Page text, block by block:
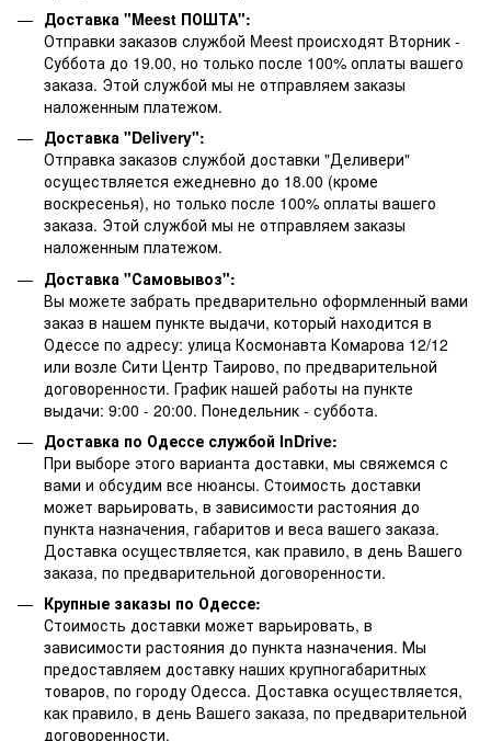
Доставка "Meest ПОШТА":
Отправки заказов службой Meest происходят Вторник -
Суббота до 19.00, но только после 100% оплаты вашего
заказа. Этой службой мы не отправляем заказы
наложенным платежом.
Доставка "Delivery":
Отправка заказов службой доставки "Деливери"
осуществляется ежедневно до 18.00 (кроме
воскресенья), но только после 100% оплаты вашего
заказа. Этой службой мы не отправляем заказы
наложенным платежом.
Доставка "Самовывоз":
Вы можете забрать предварительно оформленный вами
заказ в нашем пункте выдачи, который находится в
Одессе по адресу: улица Космонавта Комарова 12/12
или возле Сити Центр Таирово, по предварительной
договоренности. График нашей работы на пункте
выдачи: 9:00 - 20:00. Понедельник - суббота.
Доставка по Одессе службой InDrive:
При выборе этого варианта доставки, мы свяжемся с
вами и обсудим все нюансы. Стоимость доставки
может варьировать, в зависимости растояния до
пункта назначения, габаритов и веса вашего заказа.
Доставка осуществляется, как правило, в день Вашего
заказа, по предварительной договоренности.
Крупные заказы по Одессе:
Стоимость доставки может варьировать, в
зависимости растояния до пункта назначения. Мы
предоставляем доставку наших крупногабаритных
товаров, по городу Одесса. Доставка осуществляется,
как правило, в день Вашего заказа, по предварительной
договоренности.